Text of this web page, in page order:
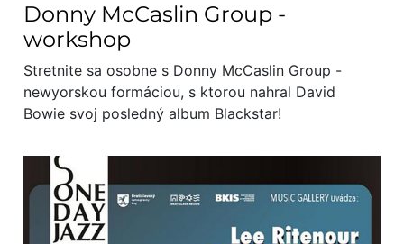
Donny McCaslin Group -
workshop
Stretnite sa osobne s Donny McCaslin Group -
newyorskou formáciou, s ktorou nahral David
Bowie svoj posledný album Blackstar!